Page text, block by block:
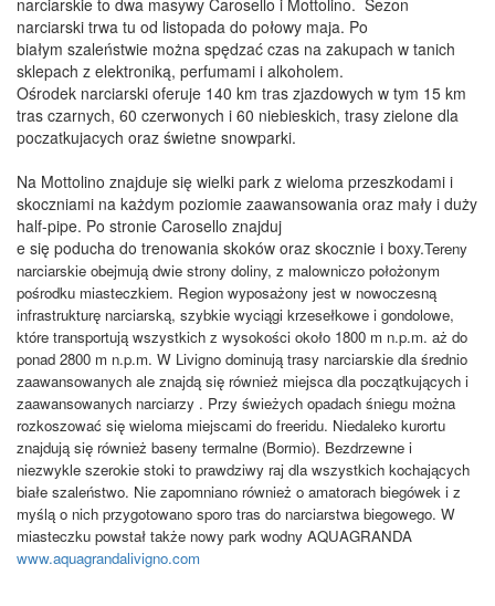
narciarskie to dwa masywy Carosello i Mottolino. Sezon
narciarski trwa tu od listopada do połowy maja. Po
białym szaleństwie można spędzać czas na zakupach w tanich
sklepach z elektroniką, perfumami i alkoholem.
Ośrodek narciarski oferuje 140 km tras zjazdowych w tym 15 km
tras czarnych, 60 czerwonych i 60 niebieskich, trasy zielone dla
poczatkujacych oraz świetne snowparki.
Na Mottolino znajduje się wielki park z wieloma przeszkodami i
skoczniami na każdym poziomie zaawansowania oraz mały i duży
half-pipe. Po stronie Carosello znajduj
e się poducha do trenowania skoków oraz skocznie i boxy.Tereny
narciarskie obejmują dwie strony doliny, z malowniczo położonym
pośrodku miasteczkiem. Region wyposażony jest w nowoczesną
infrastrukturę narciarską, szybkie wyciągi krzesełkowe i gondolowe,
które transportują wszystkich z wysokości około 1800 m n.p.m. aż do
ponad 2800 m n.p.m. W Livigno dominują trasy narciarskie dla średnio
zaawansowanych ale znajdą się również miejsca dla początkujących i
zaawansowanych narciarzy . Przy świeżych opadach śniegu można
rozkoszować się wieloma miejscami do freeridu. Niedaleko kurortu
znajdują się również baseny termalne (Bormio). Bezdrzewne i
niezwykle szerokie stoki to prawdziwy raj dla wszystkich kochających
białe szaleństwo. Nie zapomniano również o amatorach biegówek i z
myślą o nich przygotowano sporo tras do narciarstwa biegowego. W
miasteczku powstał także nowy park wodny AQUAGRANDA
www.aquagrandalivigno.com